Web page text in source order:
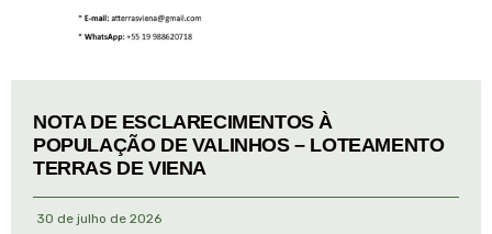
NOTA DE ESCLARECIMENTOS À
POPULAÇÃO DE VALINHOS – LOTEAMENTO
TERRAS DE VIENA
30 de julho de 2026